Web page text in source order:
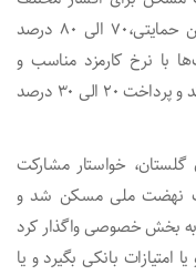
جامعه آسان شود، در واقع در ساخت مسکن حمایتی،۷۰ الی ۸۰ درصد
با نرخ کارمزد مناسب و
متناسب با درآمدهای جامعه هدف در نظر بگیرند و پرداخت ۲۰ الی ۳۰ درصد
خواستار مشارکت
نهضت ملی مسکن شد و
مردمی را به بخش خصوصی واگذار کرد
امتیازات بانکی بگیرد و یا